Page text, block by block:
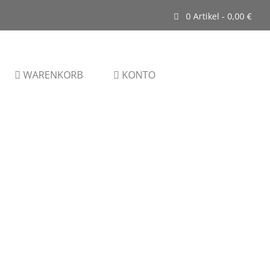
0 Artikel - 0,00 €
WARENKORB KONTO